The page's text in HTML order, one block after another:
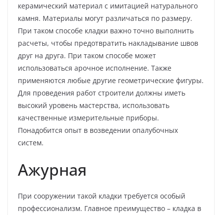
керамический материал с имитацией натурального
камня. Материалы могут различаться по размеру.
При таком способе кладки важно точно выполнить
расчеты, чтобы предотвратить накладывание швов
друг на друга. При таком способе может
использоваться арочное исполнение. Также
применяются любые другие геометрические фигуры.
Для проведения работ строители должны иметь
высокий уровень мастерства, использовать
качественные измерительные приборы.
Понадобится опыт в возведении опалубочных
систем.
Ажурная
При сооружении такой кладки требуется особый
профессионализм. Главное преимущество – кладка в